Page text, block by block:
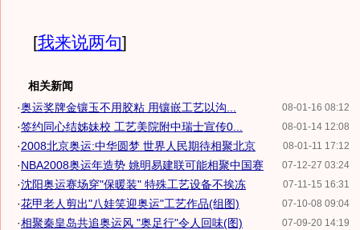
[我来说两句]
相关新闻
08-01-16 08:12
·奥运奖牌金镶玉不用胶粘 用镶嵌工艺以沟...
08-01-14 12:08
·签约同心结姊妹校 工艺美院附中瑞士宣传0...
08-01-11 17:12
·2008北京奥运:中华圆梦 世界人民期待相聚北京
07-12-27 03:24
·NBA2008奥运年造势 姚明易建联可能相聚中国赛
07-11-15 16:31
·沈阳奥运赛场穿"保暖装" 特殊工艺设备不挨冻
07-10-08 09:04
·花甲老人剪出"八娃笑迎奥运"工艺作品(组图)
07-09-20 14:19
·相聚秦皇岛共追奥运风 "奥足行"令人回味(图)